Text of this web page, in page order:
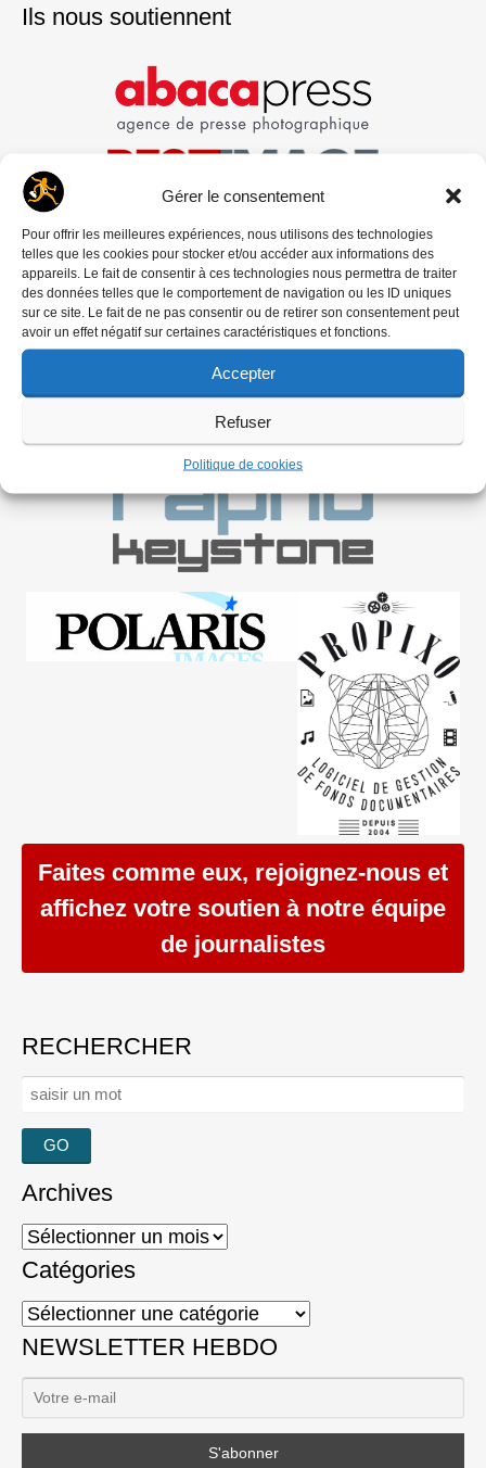
Gérer le consentement
Pour offrir les meilleures expériences, nous utilisons des technologies
telles que les cookies pour stocker et/ou accéder aux informations des
appareils. Le fait de consentir à ces technologies nous permettra de traiter
des données telles que le comportement de navigation ou les ID uniques
sur ce site. Le fait de ne pas consentir ou de retirer son consentement peut
avoir un effet négatif sur certaines caractéristiques et fonctions.
Accepter
Refuser
Politique de cookies
Ils nous soutiennent
Faites comme eux, rejoignez-nous et
affichez votre soutien à notre équipe
de journalistes
RECHERCHER
Rechercher :
Archives
Archives
Catégories
Catégories
NEWSLETTER HEBDO